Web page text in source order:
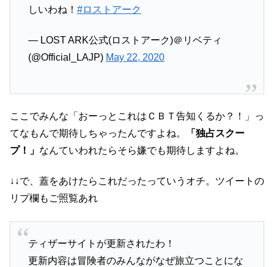
しいわね！ #ロストアーク
— LOST ARK公式(ロストアーク)＠リベティ
(@Official_LAJP) May 22, 2020
ここでみんな「おーっとこれはＣＢＴ告知くるか？！」っ
てなもんで期待しちゃったんですよね。
「独占スクー
プ！」 なんていわれたらそら嫌でも期待しますよね。
↓↓で、蓋をあけたらこれだったっていうオチ。ツイートの
リプ欄もご照覧あれ
ティザーサイトが更新されたわ！
更新内容は冒険者のみんながなぜ旅立つことにな